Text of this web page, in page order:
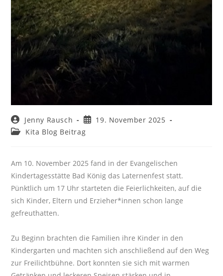
Jenny Rausch
19. November 2025
Kita Blog Beitrag
Am 10. November 2025 fand in der Evangelischen
Kindertagesstätte Bad König das Laternenfest statt.
Pünktlich um 17 Uhr starteten die Feierlichkeiten, auf die
sich Kinder, Eltern und Erzieher*innen schon lange
gefreuthatten.
Zu Beginn brachten die Familien ihre Kinder in den
Kindergarten und machten sich anschließend auf den Weg
zur Freilichtbühne. Dort konnten sie sich mit warmen